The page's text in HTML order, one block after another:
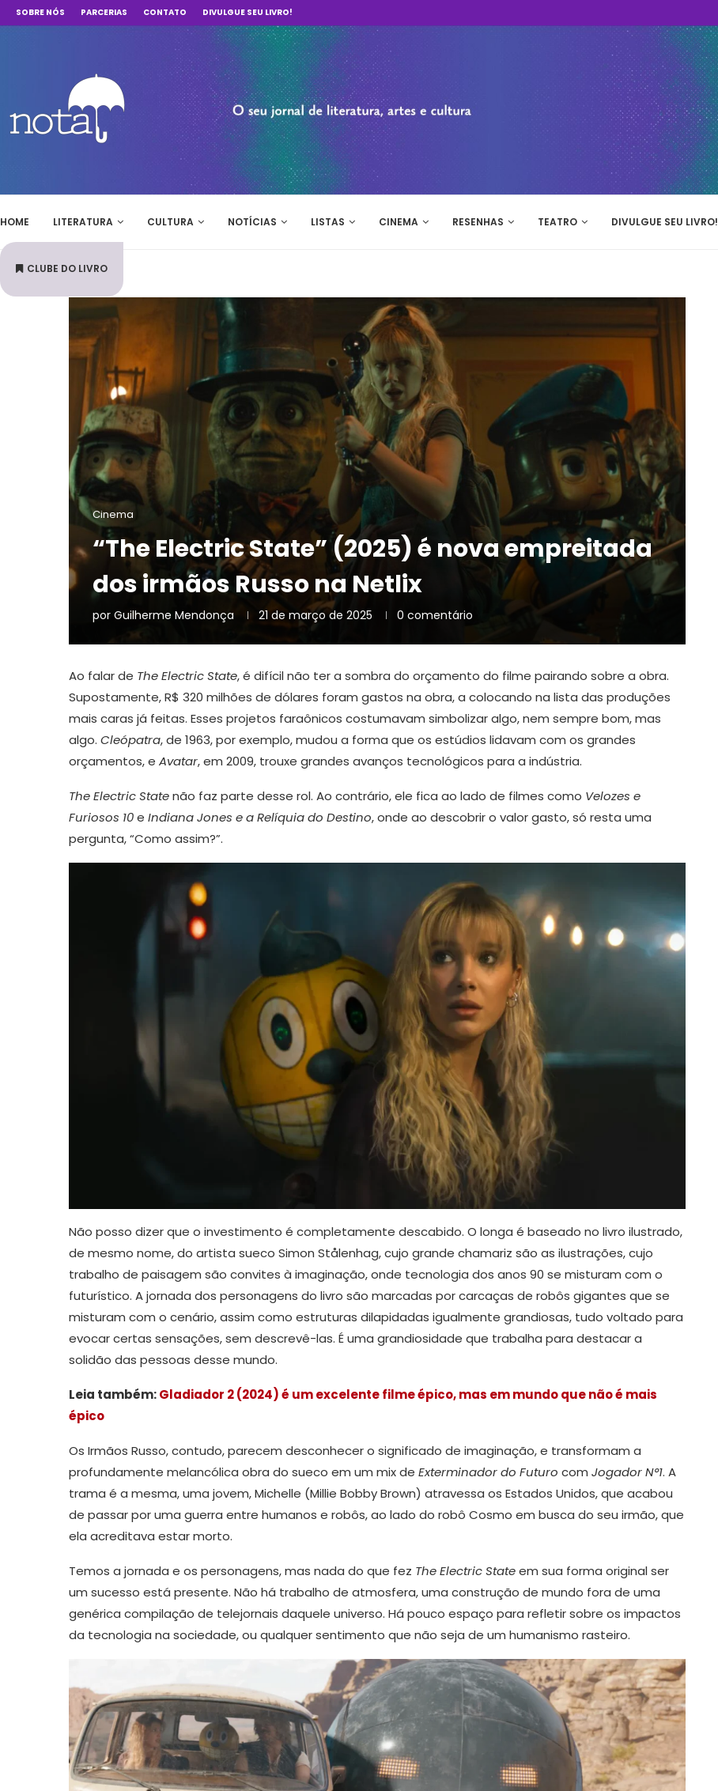
SOBRE NÓS PARCERIAS CONTATO DIVULGUE SEU LIVRO!
HOME LITERATURA CULTURA NOTÍCIAS LISTAS CINEMA RESENHAS TEATRO DIVULGUE SEU LIVRO!
CLUBE DO LIVRO
Cinema
“The Electric State” (2025) é nova empreitada
dos irmãos Russo na Netlix
por Guilherme Mendonça 21 de março de 2025 0 comentário
Ao falar de The Electric State, é difícil não ter a sombra do orçamento do filme pairando sobre a obra.
Supostamente, R$ 320 milhões de dólares foram gastos na obra, a colocando na lista das produções
mais caras já feitas. Esses projetos faraônicos costumavam simbolizar algo, nem sempre bom, mas
algo. Cleópatra, de 1963, por exemplo, mudou a forma que os estúdios lidavam com os grandes
orçamentos, e Avatar, em 2009, trouxe grandes avanços tecnológicos para a indústria.
The Electric Statenão faz parte desse rol. Ao contrário, ele fica ao lado de filmes como Velozes e
Furiosos 10e Indiana Jones e a Relíquia do Destino, onde ao descobrir o valor gasto, só resta uma
pergunta, “Como assim?”.
Não posso dizer que o investimento é completamente descabido. O longa é baseado no livro ilustrado,
de mesmo nome, do artista sueco Simon Stålenhag, cujo grande chamariz são as ilustrações, cujo
trabalho de paisagem são convites à imaginação, onde tecnologia dos anos 90 se misturam com o
futurístico. A jornada dos personagens do livro são marcadas por carcaças de robôs gigantes que se
misturam com o cenário, assim como estruturas dilapidadas igualmente grandiosas, tudo voltado para
evocar certas sensações, sem descrevê-las. É uma grandiosidade que trabalha para destacar a
solidão das pessoas desse mundo.
Leia também:Gladiador 2 (2024) é um excelente filme épico, mas em mundo que não é mais
épico
Os Irmãos Russo, contudo, parecem desconhecer o significado de imaginação, e transformam a
profundamente melancólica obra do sueco em um mix de Exterminador do Futuro com Jogador N°1. A
trama é a mesma, uma jovem, Michelle (Millie Bobby Brown) atravessa os Estados Unidos, que acabou
de passar por uma guerra entre humanos e robôs, ao lado do robô Cosmo em busca do seu irmão, que
ela acreditava estar morto.
Temos a jornada e os personagens, mas nada do que fez The Electric Stateem sua forma original ser
um sucesso está presente. Não há trabalho de atmosfera, uma construção de mundo fora de uma
genérica compilação de telejornais daquele universo. Há pouco espaço para refletir sobre os impactos
da tecnologia na sociedade, ou qualquer sentimento que não seja de um humanismo rasteiro.